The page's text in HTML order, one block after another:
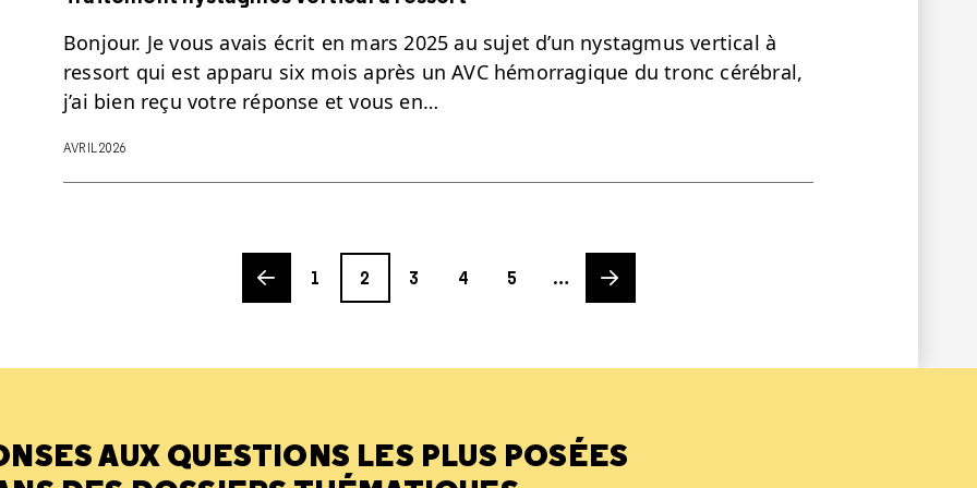
Bonjour. Je vous avais écrit en mars 2025 au sujet d’un nystagmus vertical à
ressort qui est apparu six mois après un AVC hémorragique du tronc cérébral,
j’ai bien reçu votre réponse et vous en…
AVRIL 2026
Previous page
1
Page
2
Page
3
4
5
…
Next page
AUX QUESTIONS LES PLUS POSÉES